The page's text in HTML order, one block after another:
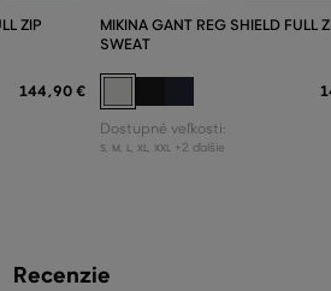
ZIP
144,90 €
MIKINA GANT REG SHIELD FULL
SWEAT
Dostupné veľkosti:
S M L XL XXL +2 ďalšie
Recenzie